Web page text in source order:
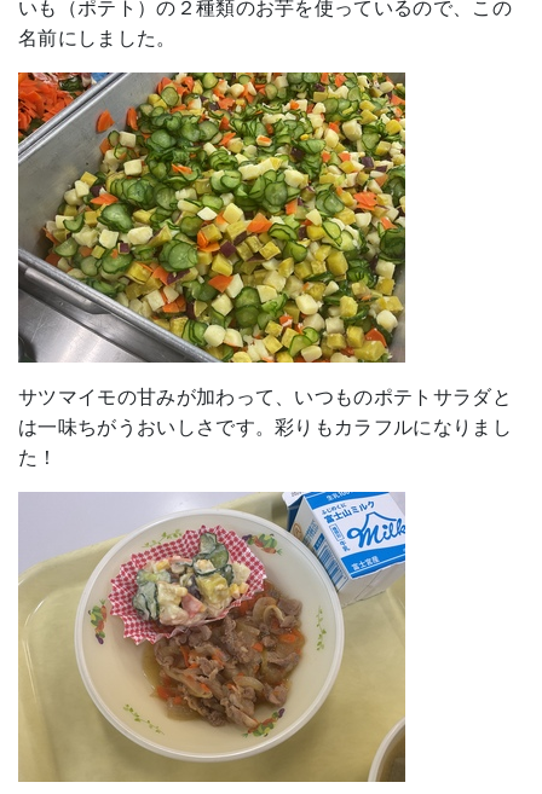
いも（ポテト）の２種類のお芋を使っているので、この
名前にしました。
サツマイモの甘みが加わって、いつものポテトサラダと
は一味ちがうおいしさです。彩りもカラフルになりまし
た！